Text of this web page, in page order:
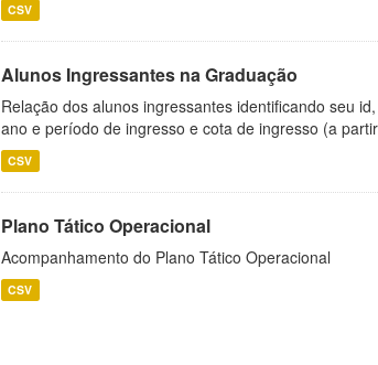
CSV
Alunos Ingressantes na Graduação
Relação dos alunos ingressantes identificando seu
ano e período de ingresso e cota de ingresso (a
CSV
Plano Tático Operacional
Acompanhamento do Plano Tático Operacional
CSV